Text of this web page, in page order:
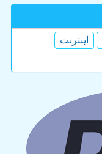
اینترنت